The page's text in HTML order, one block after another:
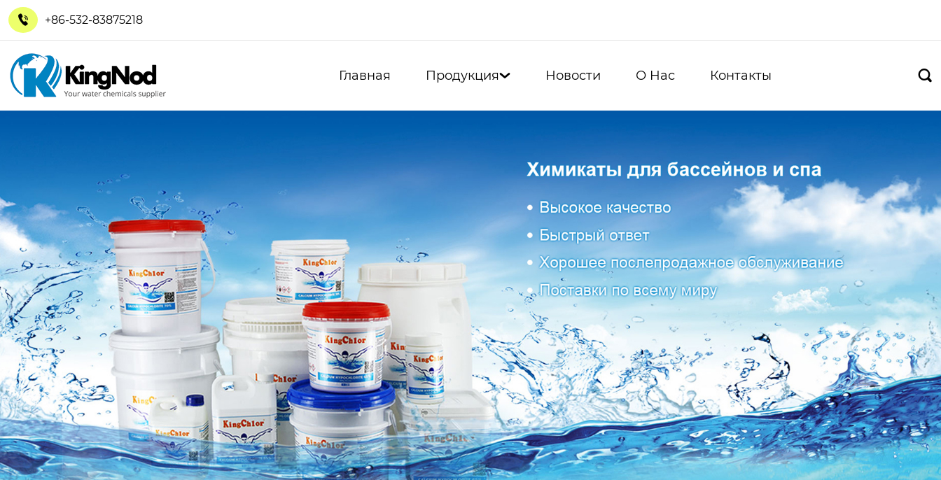
 +86-532-83875218
Главная Продукция Новости О Hас Контакты 